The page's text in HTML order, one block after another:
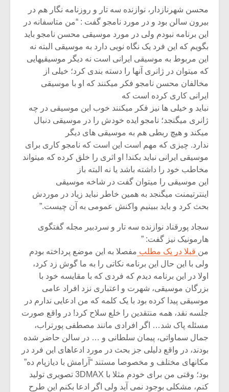
محسن شهرنازدار، نوازنده سه تار و روزنامه نگار هم در
بیرون سالن بود و در مورد نامجو گفت : “من متاسفانه در
این برنامه نبودم ولی در مورد موسیقی محسن نامجو باید
بگویم که این فرد یک نگاه نویی دارد به موسیقی البته نه
این مربوط به موسیقی ایرانی است نه دیگر موسیقیهایی
که میتوان در ژانری آنها را دسته بندی کرد؛ خیلی از
مخالفان محسن نامجو فکر میکنند که او با موسیقی
ایرانی کاری کرده است که
نباید و خیلی ها نیز فکر میکنند خوب این موسیقی در چه
ژانری میگنجد؛ نامجو ایده خودش را در موسیقی دنبال
میکند و هیچ ربطی هم به موسیقی های دیگر
ندارد. چیزی که مهم است این است که نامجو کاری برای
موسیقی ایرانی نباید بکند! او اثری را خلق کرده که میتواند
مخاطب خود را داشته باشد یا نه البته باز
این موسیقی را میتوان گفت در شاخه موسیقی
اینترتیمنت میگنجد به همین خاطر نباید زیاد در موردش
بحث کرد و باید ببینیم واکنش عمومی به آن چیست.”
سجاد پورقناد نوازنده سه تار و سردبیر مجله گفتگوی
هارمونیک نیز گفت: ”
من قبلا در یک مطلب مفصلا به این موضع پرداخته بودم
ولی با این حال این برنامه نکاتی را به ما گوش زد کرد،
اولا در این برنامه دیدم که فردی که با مقایسه خود با
بزرگان موسیقی، شهرت و اعتباری نزد افراد عامی
موسیقی پیدا کرده بود با یک کلمه که من ادعایی ندارم در
جلسه نقد، همه منتقدین را خلع سلاح کرد! در واقع صورت
مسئله پاک شد… اگر افرادی مانند مصطفی پورتراب،
جمال سماواتی، پیمان سلطانی و … در سالن حاضر شده
بودند، در واقع دلیلی جز بحث در مورد ادعاهای این فرد در
مکانهای مختلف و مخصوصا مستند “آرامش با دیازپام ده”
بود؛ وقتی من برای خودم مثلا با 3DMAX تصویری تولید
کنم، مشکلی بوجود نمی آید ولی اگر ادعا بکنم این طرح